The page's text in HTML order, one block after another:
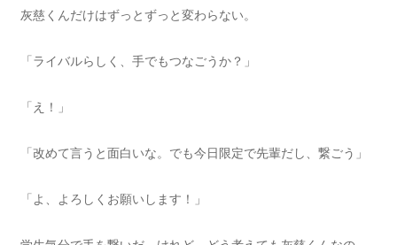
灰慈くんだけはずっとずっと変わらない。
「ライバルらしく、手でもつなごうか？」
「え！」
「改めて言うと面白いな。でも今日限定で先輩だし、繋ごう」
「よ、よろしくお願いします！」